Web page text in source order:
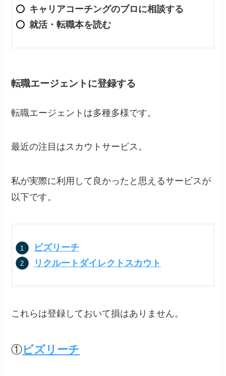
キャリアコーチングのプロに相談する
就活・転職本を読む
転職エージェントに登録する
転職エージェントは多種多様です。
最近の注目はスカウトサービス。
私が実際に利用して良かったと思えるサービスが
以下です。
ビズリーチ
リクルートダイレクトスカウト
これらは登録しておいて損はありません。
①ビズリーチ